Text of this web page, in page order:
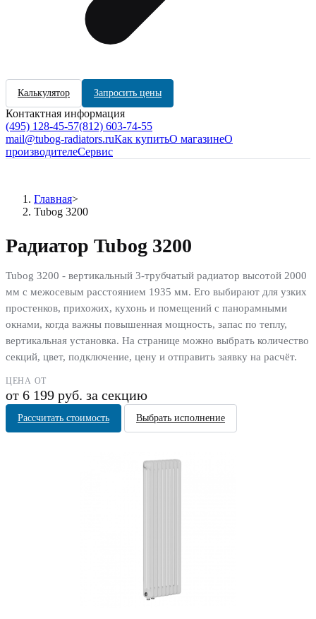
Калькулятор Запросить цены
Контактная информация
(495) 128-45-57(812) 603-74-55
mail@tubog-radiators.ruКак купитьО магазинеО
производителеСервис
Главная>
Tubog 3200
Радиатор Tubog 3200
Tubog 3200 - вертикальный 3-трубчатый радиатор высотой 2000
мм с межосевым расстоянием 1935 мм. Его выбирают для узких
простенков, прихожих, кухонь и помещений с панорамными
окнами, когда важны повышенная мощность, запас по теплу,
вертикальная установка. На странице можно выбрать количество
секций, цвет, подключение, цену и отправить заявку на расчёт.
ЦЕНА ОТ
от 6 199 руб. за секцию
Рассчитать стоимость Выбрать исполнение